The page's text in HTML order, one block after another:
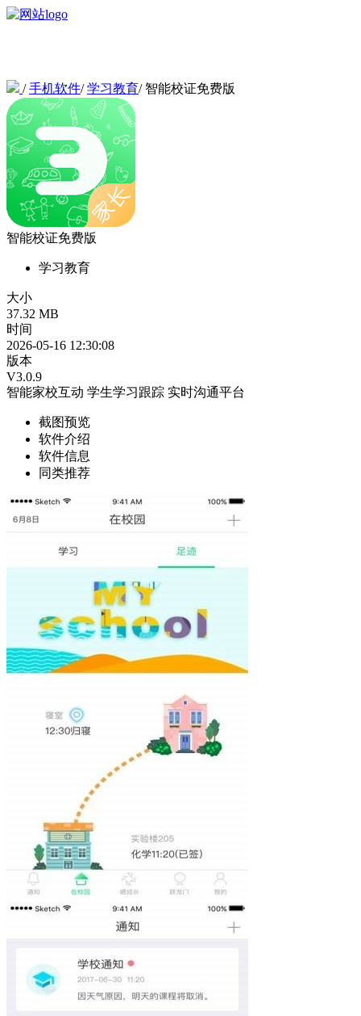
/手机软件/学习教育/ 智能校证免费版
智能校证免费版
学习教育
大小
37.32 MB
时间
2026-05-16 12:30:08
版本
V3.0.9
智能家校互动 学生学习跟踪 实时沟通平台
截图预览
软件介绍
软件信息
同类推荐